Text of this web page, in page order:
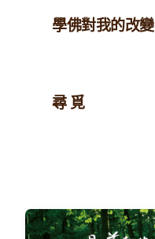
學佛對我的改變
尋 覓